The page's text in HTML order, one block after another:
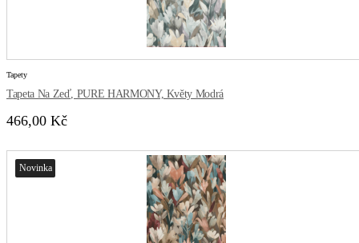
Tapety
Tapeta Na Zeď, PURE HARMONY, Květy Modrá
466,00 Kč
Novinka